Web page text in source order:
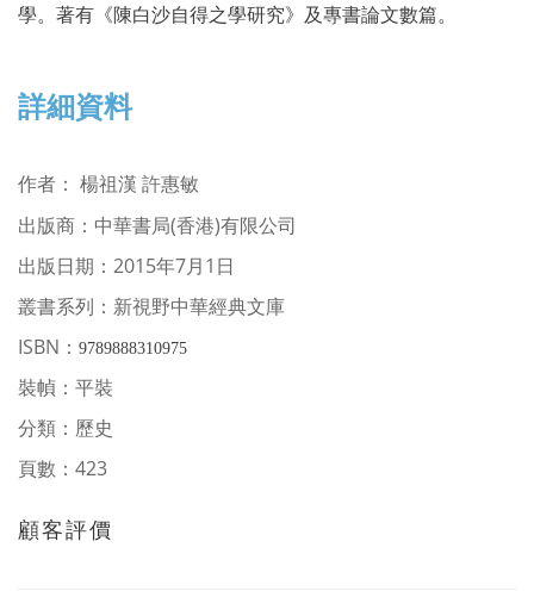
學。著有《陳白沙自得之學研究》及專書論文數篇。
詳細資料
作者： 楊祖漢 許惠敏
出版商：中華書局(香港)有限公司
出版日期：2015年7月1日
叢書系列：新視野中華經典文庫
ISBN： 9789888310975
裝幀：平裝
分類：歷史
頁數：423
顧客評價